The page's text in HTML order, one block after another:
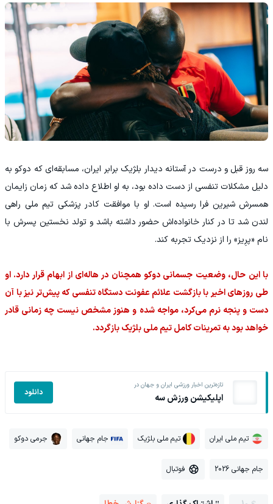
سه روز قبل و درست در آستانه دیدار بلژیک برابر ایران، مسابقه‌ای که دوکو به
دلیل مشکلات تنفسی از دست داده بود، به او اطلاع داده شد که زمان زایمان
همسرش شیرین فرا رسیده است. او با موافقت کادر پزشکی تیم ملی راهی
لندن شد تا در کنار خانواده‌اش حضور داشته باشد و تولد نخستین پسرش با
نام «پرِیز» را از نزدیک تجربه کند.
با این حال، وضعیت جسمانی دوکو همچنان در هاله‌ای از ابهام قرار دارد. او
طی روزهای اخیر با بازگشت علائم عفونت دستگاه تنفسی که پیش‌تر نیز با آن
دست و پنجه نرم می‌کرد، مواجه شده و هنوز مشخص نیست چه زمانی قادر
خواهد بود به تمرینات کامل تیم ملی بلژیک بازگردد.
تازه‌ترین اخبار ورزشی ایران و جهان در
اپلیکیشن ورزش سه دانلود
تیم ملی ایران تیم ملی بلژیک جام جهانی جرمی دوکو
جام جهانی 2026 فوتبال